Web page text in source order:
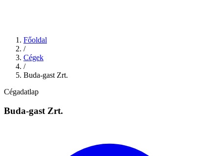
Főoldal
/
Cégek
/
Buda-gast Zrt.
Cégadatlap
Buda-gast Zrt.